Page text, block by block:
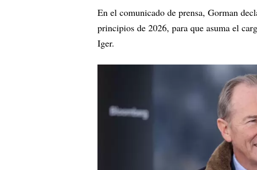
En el comunicado de prensa, Gorman
principios de 2026, para que asuma el
Iger.